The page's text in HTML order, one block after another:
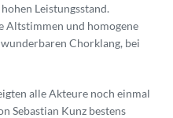
Leistungsstand.
Altstimmen und homogene
Chorklang, bei
alle Akteure noch einmal
Sebastian Kunz bestens